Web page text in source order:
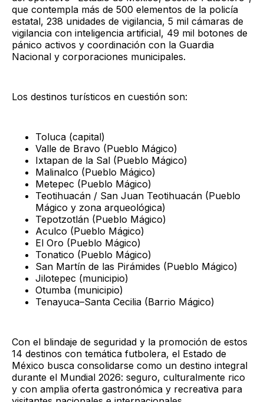
que contempla más de 500 elementos de la policía
estatal, 238 unidades de vigilancia, 5 mil cámaras de
vigilancia con inteligencia artificial, 49 mil botones de
pánico activos y coordinación con la Guardia
Nacional y corporaciones municipales.
Los destinos turísticos en cuestión son:
Toluca (capital)
Valle de Bravo (Pueblo Mágico)
Ixtapan de la Sal (Pueblo Mágico)
Malinalco (Pueblo Mágico)
Metepec (Pueblo Mágico)
Teotihuacán / San Juan Teotihuacán (Pueblo
Mágico y zona arqueológica)
Tepotzotlán (Pueblo Mágico)
Aculco (Pueblo Mágico)
El Oro (Pueblo Mágico)
Tonatico (Pueblo Mágico)
San Martín de las Pirámides (Pueblo Mágico)
Jilotepec (municipio)
Otumba (municipio)
Tenayuca–Santa Cecilia (Barrio Mágico)
Con el blindaje de seguridad y la promoción de estos
14 destinos con temática futbolera, el Estado de
México busca consolidarse como un destino integral
durante el Mundial 2026: seguro, culturalmente rico
y con amplia oferta gastronómica y recreativa para